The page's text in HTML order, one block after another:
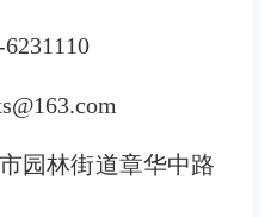
园林街道章华中路